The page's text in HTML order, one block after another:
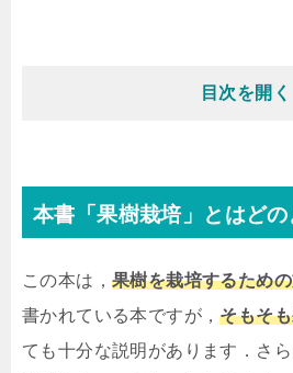
目次を開く
本書「果樹栽培」とはどの
この本は， 果樹を栽培するため
書かれている本ですが，そもそ
ても十分な説明があります．さ